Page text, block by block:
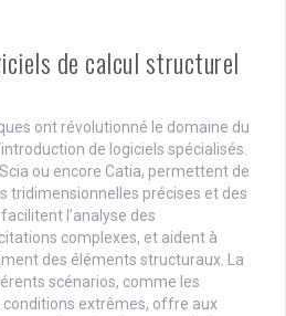
de calcul structurel
ont révolutionné le domaine du
de logiciels spécialisés.
ou encore Catia, permettent de
tridimensionnelles précises et des
l’analyse des
complexes, et aident à
des éléments structuraux. La
scénarios, comme les
conditions extrêmes, offre aux